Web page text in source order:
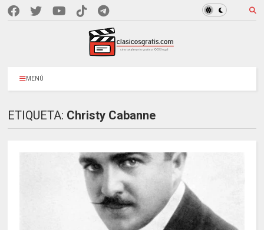
MENÚ
ETIQUETA: Christy Cabanne